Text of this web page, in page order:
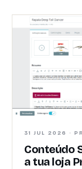
31 JUL 2026 ·
Conteúdo
a tua loja